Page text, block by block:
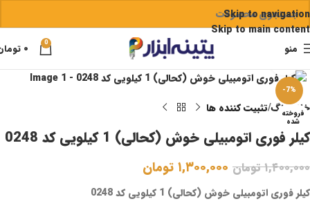
Skip to navigation
Skip to main content
منو 0 ۰
-7%
فروخته
شده
برای بزرگنمایی کلیک کنید
خانه رنگ تثبیت کننده ها
کیلر فوری اتومبیلی خوش (کحالی) 1 کیلویی کد 0248
۱,۴۰۰,۰۰۰تومان ۱,۳۰۰,۰۰۰ تومان
کیلر فوری اتومبیلی خوش (کحالی) 1 کیلویی کد 0248